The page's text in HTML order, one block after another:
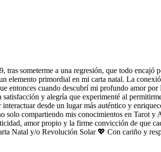
someterme a una regresión, que todo encajó
elemento primordial en mi carta natal. La
entonces cuando descubrí mi profundo amor
y alegría que experimenté al
desde un lugar más auténtico y
compartiendo mis conocimientos en Tarot y
amor propio y la firme convicción de que
Natal y/o Revolución Solar 💖 Con cariño y